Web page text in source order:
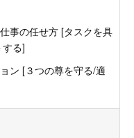
事の任せ方 [タスクを具
る]
ン [３つの尊を守る/適